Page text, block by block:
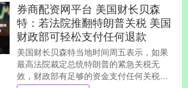
券商配资网平台 美国财长贝森
特：若法院推翻特朗普关税 美国
财政部可轻松支付任何退款
美国财长贝森特当地时间周五表示，如果
最高法院裁定总统特朗普的紧急关税无
效，财政部有足够的资金支付任何关税退